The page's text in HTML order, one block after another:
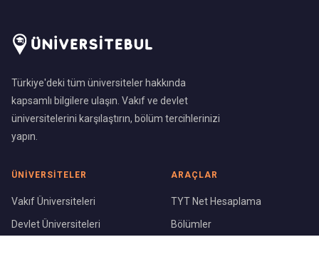
Türkiye'deki tüm üniversiteler hakkında
kapsamlı bilgilere ulaşın. Vakıf ve devlet
üniversitelerini karşılaştırın, bölüm tercihlerinizi
yapın.
ÜNIVERSITELER
Vakıf Üniversiteleri
Devlet Üniversiteleri
ARAÇLAR
TYT Net Hesaplama
Bölümler